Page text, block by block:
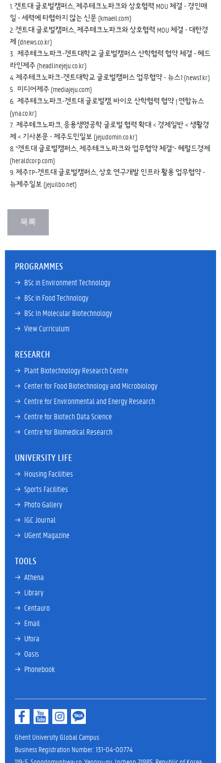
1.겐트대 글로벌캠퍼스, 제주테크노파크와 상호협력 MOU 체결 - 경인매
일 - 세력에 타협하지 않는 신문 (kmaeil.com)
2.겐트대 글로벌캠퍼스, 제주테크노파크와 상호협력 MOU 체결 - 대한경
제 (dnews.co.kr)
3. 제주테크노파크-겐트대학교 글로벌캠퍼스 산학협력 협약 체결 - 헤드
라인제주 (headlinejeju.co.kr)
4.제주테크노파크-겐트대학교 글로벌캠퍼스 업무협약 - 뉴스1 (news1.kr)
5. 미디어제주 (mediajeju.com)
6. 제주테크노파크-겐트대 글로벌캠, 바이오 산학협력 협약 | 연합뉴스
(yna.co.kr)
7. 제주테크노파크, 응용생명공학 글로벌 협력 확대 < 경제일반 < 생활경
제 < 기사본문 - 제주도민일보 (jejudomin.co.kr)
8."겐트대 글로벌캠퍼스, 제주테크노파크와 업무협약 체결"- 헤럴드경제
(heraldcorp.com)
9.제주TP-겐트대 글로벌캠퍼스, 상호 연구개발 인프라 활용 업무협약 -
뉴제주일보 (jejuilbo.net)
PROGRAMMES
→ BSc in Environment Technology
→ BSc in Food Technology
→ BSc In Molecular Biotechnology
→ View Curriculum
RESEARCH
→ Plant Biotechnology Research Centre
→ Center for Food Biotechnology and Microbiology
→ Centre for Environmental and Energy Research
→ Centre for Biotech Data Science
→ Centre for Biomedical Research
UNIVERSITY LIFE
→ Housing Facilities
→ Sports Facilities
→ Photo Gallery
→ IGC Journal
→ UGent Magazine
TOOLS
→ Athena
→ Library
→ Centauro
→ Email
→ Ufora
→ Oasis
→ Phonebook
Ghent University Global Campus
Business Registration Number: 131-04-00774